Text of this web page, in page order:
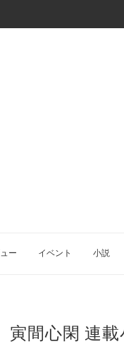
ー イベント 小説
寅間心閑 連